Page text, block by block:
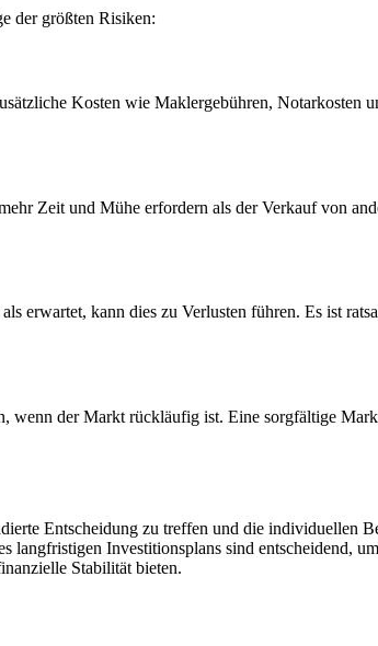
der größten Risiken:
Kosten wie Maklergebühren, Notarkosten
Zeit und Mühe erfordern als der Verkauf von
erwartet, kann dies zu Verlusten führen. Es ist
der Markt rückläufig ist. Eine sorgfältige
Entscheidung zu treffen und die individuellen
Investitionsplans sind entscheidend,
Stabilität bieten.